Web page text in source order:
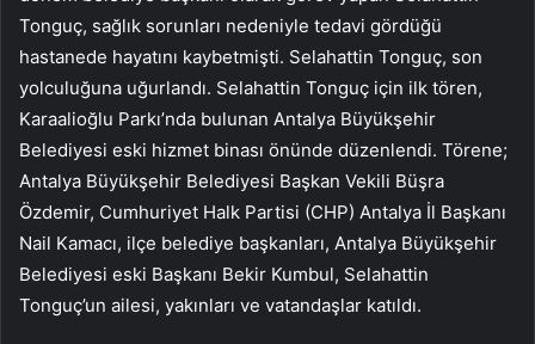
Tonguç, sağlık sorunları nedeniyle tedavi gördüğü
hastanede hayatını kaybetmişti. Selahattin Tonguç, son
yolculuğuna uğurlandı. Selahattin Tonguç için ilk tören,
Karaalioğlu Parkı’nda bulunan Antalya Büyükşehir
Belediyesi eski hizmet binası önünde düzenlendi. Törene;
Antalya Büyükşehir Belediyesi Başkan Vekili Büşra
Özdemir, Cumhuriyet Halk Partisi (CHP) Antalya İl Başkanı
Nail Kamacı, ilçe belediye başkanları, Antalya Büyükşehir
Belediyesi eski Başkanı Bekir Kumbul, Selahattin
Tonguç’un ailesi, yakınları ve vatandaşlar katıldı.